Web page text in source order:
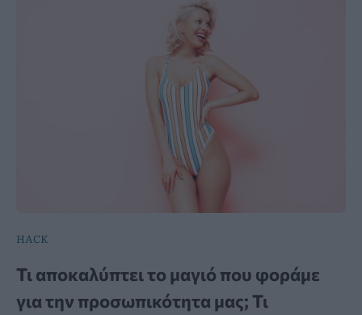
HACK
Τι αποκαλύπτει το μαγιό που φοράμε
για την προσωπικότητα μας; Τι